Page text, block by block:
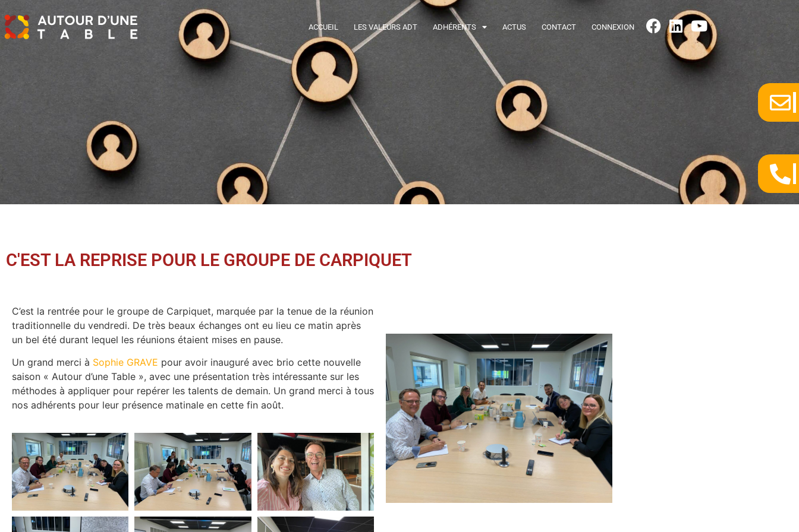
ACCUEIL LES VALEURS ADT ADHÉRENTS ACTUS CONTACT CONNEXION
C'EST LA REPRISE POUR LE GROUPE DE CARPIQUET
C’est la rentrée pour le groupe de Carpiquet, marquée par la tenue de la réunion
traditionnelle du vendredi. De très beaux échanges ont eu lieu ce matin après
un bel été durant lequel les réunions étaient mises en pause.
Un grand merci à Sophie GRAVE pour avoir inauguré avec brio cette nouvelle
saison « Autour d’une Table », avec une présentation très intéressante sur les
méthodes à appliquer pour repérer les talents de demain. Un grand merci à tous
nos adhérents pour leur présence matinale en cette fin août.